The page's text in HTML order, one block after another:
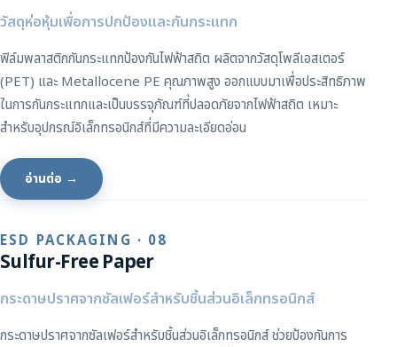
วัสดุห่อหุ้มเพื่อการปกป้องและกันกระแทก
ฟิล์มพลาสติกกันกระแทกป้องกันไฟฟ้าสถิต ผลิตจากวัสดุโพลีเอสเตอร์
(PET) และ Metallocene PE คุณภาพสูง ออกแบบมาเพื่อประสิทธิภาพ
ในการกันกระแทกและเป็นบรรจุภัณฑ์ที่ปลอดภัยจากไฟฟ้าสถิต เหมาะ
สำหรับอุปกรณ์อิเล็กทรอนิกส์ที่มีความละเอียดอ่อน
อ่านต่อ →
ESD PACKAGING · 08
Sulfur-Free Paper
กระดาษปราศจากซัลเฟอร์สำหรับชิ้นส่วนอิเล็กทรอนิกส์
กระดาษปราศจากซัลเฟอร์สำหรับชิ้นส่วนอิเล็กทรอนิกส์ ช่วยป้องกันการ